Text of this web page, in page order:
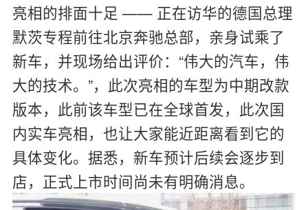
亮相的排面十足 —— 正在访华的德国总理
默茨专程前往北京奔驰总部，亲身试乘了
新车，并现场给出评价：“伟大的汽车，伟
大的技术。”，此次亮相的车型为中期改款
版本，此前该车型已在全球首发，此次国
内实车亮相，也让大家能近距离看到它的
具体变化。据悉，新车预计后续会逐步到
店，正式上市时间尚未有明确消息。